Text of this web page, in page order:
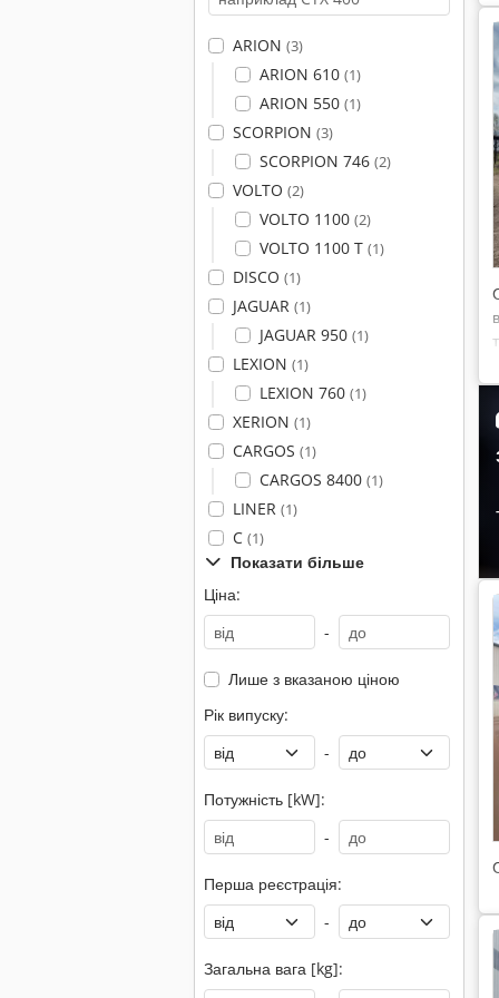
ARION (3)
ARION 610 (1)
ARION 550 (1)
SCORPION (3)
SCORPION 746 (2)
VOLTO (2)
VOLTO 1100 (2)
VOLTO 1100 T (1)
DISCO (1)
JAGUAR (1)
JAGUAR 950 (1)
LEXION (1)
LEXION 760 (1)
XERION (1)
CARGOS (1)
CARGOS 8400 (1)
LINER (1)
C (1)
Показати більше
Ціна:
-
Лише з вказаною ціною
Рік випуску:
-
Потужність [kW]:
-
Перша реєстрація:
-
Загальна вага [kg]: